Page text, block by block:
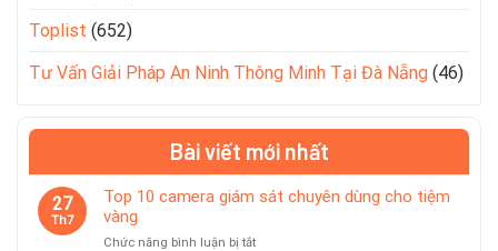
Toplist (652)
Tư Vấn Giải Pháp An Ninh Thông Minh Tại Đà Nẵng (46)
Bài viết mới nhất
27
Th7
Top 10 camera giám sát chuyên dùng cho tiệm
vàng
Chức năng bình luận bị tắtở